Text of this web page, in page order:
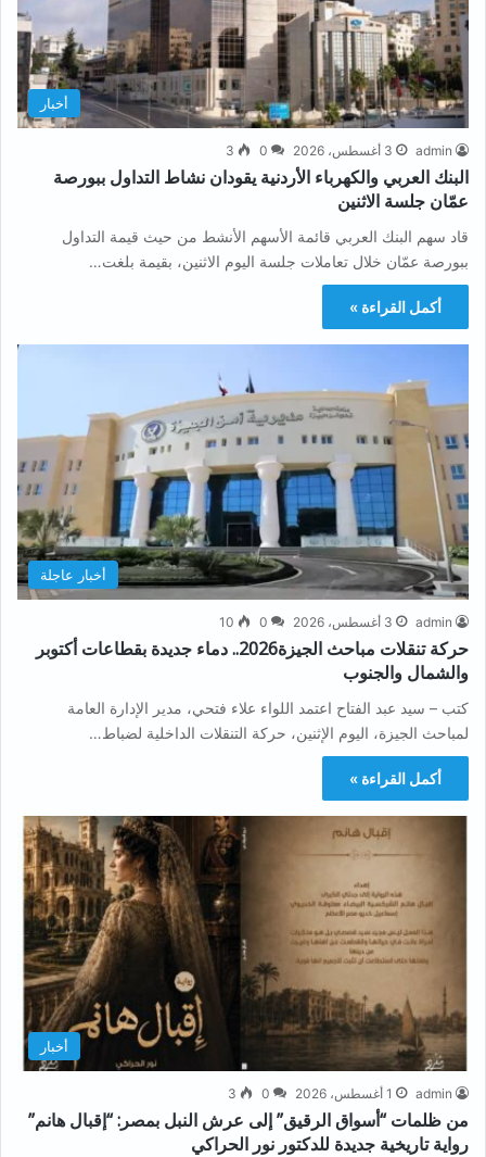
أخبار
admin 3 أغسطس، 2026 0
3
البنك العربي والكهرباء الأردنية يقودان نشاط التداول ببورصة
عمّان جلسة الاثنين
قاد سهم البنك العربي قائمة الأسهم الأنشط من حيث قيمة التداول
ببورصة عمّان خلال تعاملات جلسة اليوم الاثنين، بقيمة بلغت…
أكمل القراءة »
أخبار عاجلة
admin 3 أغسطس، 2026 0
10
حركة تنقلات مباحث الجيزة2026.. دماء جديدة بقطاعات أكتوبر
والشمال والجنوب
كتب – سيد عبد الفتاح اعتمد اللواء علاء فتحي، مدير الإدارة العامة
لمباحث الجيزة، اليوم الإثنين، حركة التنقلات الداخلية لضباط…
أكمل القراءة »
أخبار
admin 1 أغسطس، 2026 0
3
من ظلمات “أسواق الرقيق” إلى عرش النبل بمصر: “إقبال هانم”
رواية تاريخية جديدة للدكتور نور الحراكي